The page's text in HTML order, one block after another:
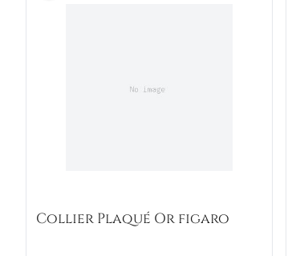
Collier Plaqué Or figaro